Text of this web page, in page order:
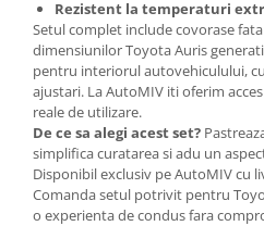
Rezistent la temperaturi
Setul complet include covorase
dimensiunilor Toyota Auris
pentru interiorul autovehiculului,
ajustari. La AutoMIV iti oferim
reale de utilizare.
De ce sa alegi acest set?
simplifica curatarea si adu un
Disponibil exclusiv pe AutoMIV cu
Comanda setul potrivit pentru
o experienta de condus fara